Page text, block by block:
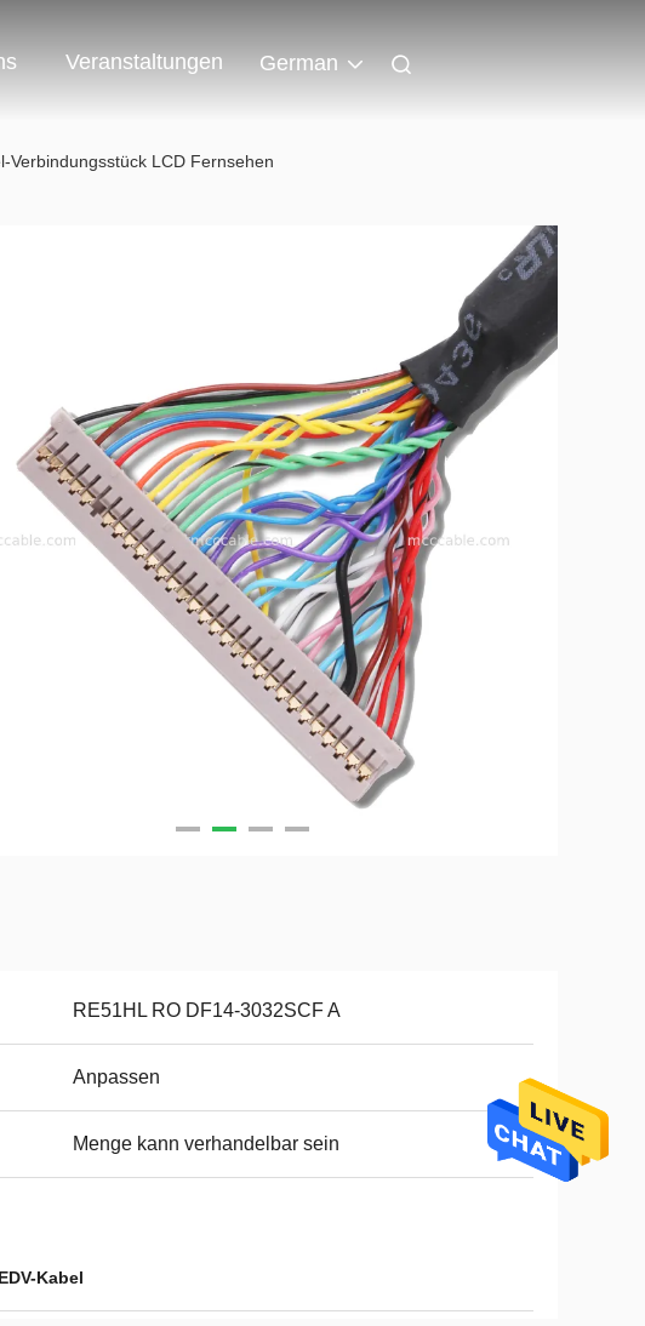
Veranstaltungen German
Verbindungsstück LCD Fernsehen
RE51HL RO DF14-3032SCF A
Anpassen
Menge kann verhandelbar sein
Kabel